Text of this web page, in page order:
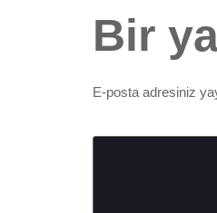
Bir
E-posta adresiniz